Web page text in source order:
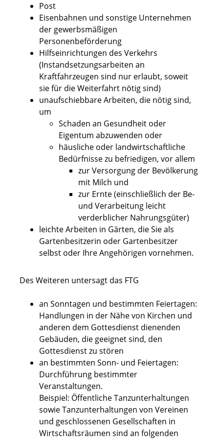
Post
Eisenbahnen und sonstige Unternehmen
der gewerbsmäßigen
Personenbeförderung
Hilfseinrichtungen des Verkehrs
(Instandsetzungsarbeiten an
Kraftfahrzeugen sind nur erlaubt, soweit
sie für die Weiterfahrt nötig sind)
unaufschiebbare Arbeiten, die nötig sind,
um
Schaden an Gesundheit oder
Eigentum abzuwenden oder
häusliche oder landwirtschaftliche
Bedürfnisse zu befriedigen, vor allem
zur Versorgung der Bevölkerung
mit Milch und
zur Ernte (einschließlich der Be-
und Verarbeitung leicht
verderblicher Nahrungsgüter)
leichte Arbeiten in Gärten, die Sie als
Gartenbesitzerin oder Gartenbesitzer
selbst oder Ihre Angehörigen vornehmen.
Des Weiteren untersagt das FTG
an Sonntagen und bestimmten Feiertagen:
Handlungen in der Nähe von Kirchen und
anderen dem Gottesdienst dienenden
Gebäuden, die geeignet sind, den
Gottesdienst zu stören
an bestimmten Sonn- und Feiertagen:
Durchführung bestimmter
Veranstaltungen.
Beispiel: Öffentliche Tanzunterhaltungen
sowie Tanzunterhaltungen von Vereinen
und geschlossenen Gesellschaften in
Wirtschaftsräumen sind an folgenden